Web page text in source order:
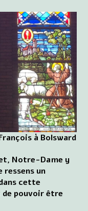
à Bolsward
Notre-Dame y
ressens un
cette
de pouvoir être